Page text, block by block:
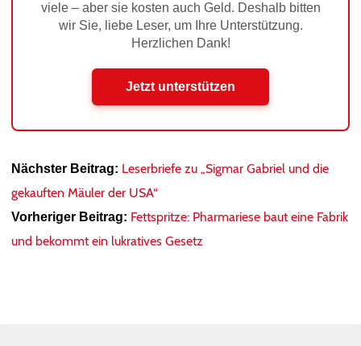
viele – aber sie kosten auch Geld. Deshalb bitten
wir Sie, liebe Leser, um Ihre Unterstützung.
Herzlichen Dank!
Jetzt unterstützen
Nächster Beitrag: Leserbriefe zu „Sigmar Gabriel und die
gekauften Mäuler der USA“
Vorheriger Beitrag: Fettspritze: Pharmariese baut eine Fabrik
und bekommt ein lukratives Gesetz